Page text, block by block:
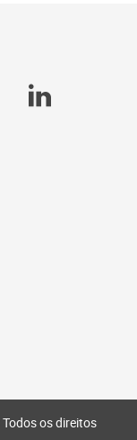
os direitos